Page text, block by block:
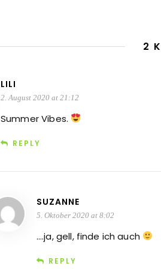
2
LILI
2. August 2020 at 21:12
Summer Vibes.
REPLY
SUZANNE
5. Oktober 2020 at 8:02
….ja, gell, finde ich auch
REPLY